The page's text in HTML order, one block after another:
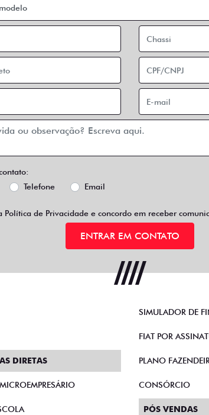
Telefone Email
Política de Privacidadee concordo em receber
ENTRAR EM CONTATO
DIRETAS
SIMULADOR DE
FIAT POR
PLANO
CONSÓRCIO
PÓS VENDAS